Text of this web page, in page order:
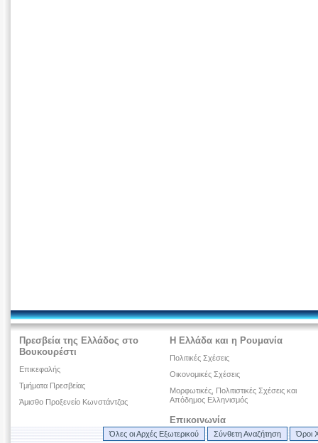
Πρεσβεία της Ελλάδος στο
Βουκουρέστι
Επικεφαλής
Τμήματα Πρεσβείας
Άμισθο Προξενείο Κωνστάντζας
Η Ελλάδα και η Ρουμανία
Πολιτικές Σχέσεις
Οικονομικές Σχέσεις
Μορφωτικές, Πολιτιστικές Σχέσεις και
Απόδημος Ελληνισμός
Επικοινωνία
Όλες οι Αρχές Εξωτερικού Σύνθετη Αναζήτηση Όροι